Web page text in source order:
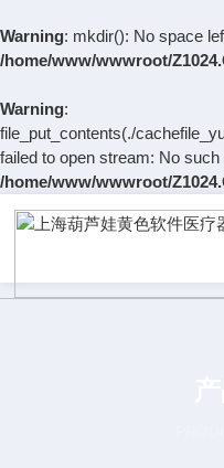
Warning: mkdir(): No space
/home/www/wwwroot/
Warning:
file_put_contents(./
failed to open stream: No
/home/www/wwwroot/